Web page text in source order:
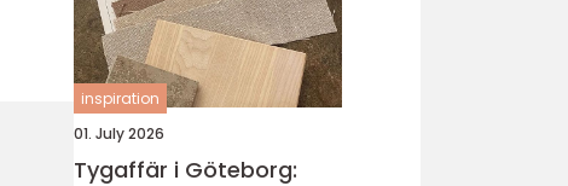
inspiration
01. July 2026
Tygaffär i Göteborg: